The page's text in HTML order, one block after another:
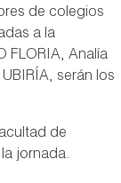
de colegios
a la
FLORIA, Analía
serán los
de
jornada.